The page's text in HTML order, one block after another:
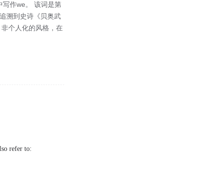
写作we。 该词是第
溯到史诗《贝奥武
个人化的风格，在
refer to: